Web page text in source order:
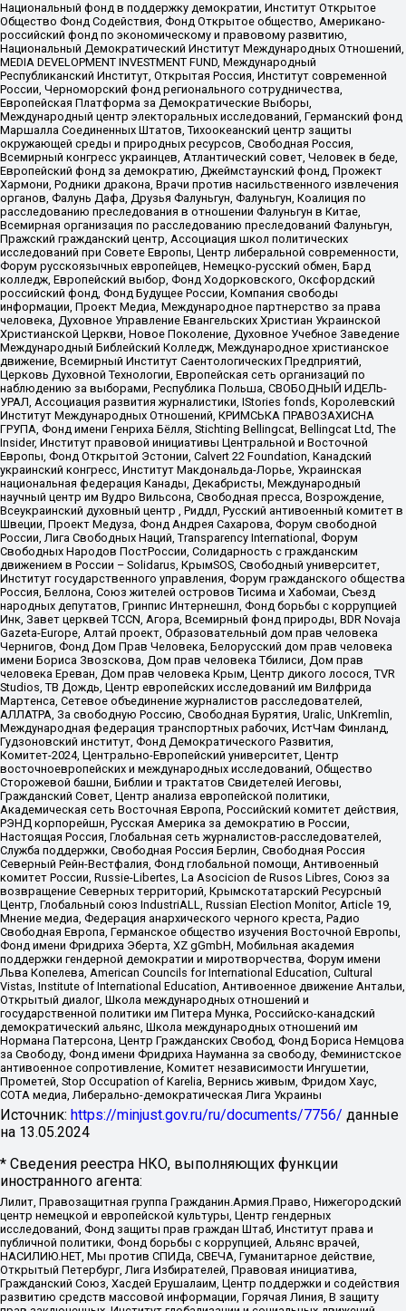
Национальный фонд в поддержку демократии, Институт Открытое
Общество Фонд Содействия, Фонд Открытое общество, Американо-
российский фонд по экономическому и правовому развитию,
Национальный Демократический Институт Международных Отношений,
MEDIA DEVELOPMENT INVESTMENT FUND, Международный
Республиканский Институт, Открытая Россия, Институт современной
России, Черноморский фонд регионального сотрудничества,
Европейская Платформа за Демократические Выборы,
Международный центр электоральных исследований, Германский фонд
Маршалла Соединенных Штатов, Тихоокеанский центр защиты
окружающей среды и природных ресурсов, Свободная Россия,
Всемирный конгресс украинцев, Атлантический совет, Человек в беде,
Европейский фонд за демократию, Джеймстаунский фонд, Прожект
Хармони, Родники дракона, Врачи против насильственного извлечения
органов, Фалунь Дафа, Друзья Фалуньгун, Фалуньгун, Коалиция по
расследованию преследования в отношении Фалуньгун в Китае,
Всемирная организация по расследованию преследований Фалуньгун,
Пражский гражданский центр, Ассоциация школ политических
исследований при Совете Европы, Центр либеральной современности,
Форум русскоязычных европейцев, Немецко-русский обмен, Бард
колледж, Европейский выбор, Фонд Ходорковского, Оксфордский
российский фонд, Фонд Будущее России, Компания свободы
информации, Проект Медиа, Международное партнерство за права
человека, Духовное Управление Евангельских Христиан Украинской
Христианской Церкви, Новое Поколение, Духовное Учебное Заведение
Международный Библейский Колледж, Международное христианское
движение, Всемирный Институт Саентологических Предприятий,
Церковь Духовной Технологии, Европейская сеть организаций по
наблюдению за выборами, Республика Польша, СВОБОДНЫЙ ИДЕЛЬ-
УРАЛ, Ассоциация развития журналистики, IStories fonds, Королевский
Институт Международных Отношений, КРИМСЬКА ПРАВОЗАХИСНА
ГРУПА, Фонд имени Генриха Бёлля, Stichting Bellingcat, Bellingcat Ltd, The
Insider, Институт правовой инициативы Центральной и Восточной
Европы, Фонд Открытой Эстонии, Calvert 22 Foundation, Канадский
украинский конгресс, Институт Макдональда-Лорье, Украинская
национальная федерация Канады, Декабристы, Международный
научный центр им Вудро Вильсона, Свободная пресса, Возрождение,
Всеукраинский духовный центр , Риддл, Русский антивоенный комитет в
Швеции, Проект Медуза, Фонд Андрея Сахарова, Форум свободной
России, Лига Свободных Наций, Transparеncy International, Форум
Свободных Народов ПостРоссии, Солидарность с гражданским
движением в России – Solidarus, КрымSOS, Свободный университет,
Институт государственного управления, Форум гражданского общества
Россия, Беллона, Союз жителей островов Тисима и Хабомаи, Съезд
народных депутатов, Гринпис Интернешнл, Фонд борьбы с коррупцией
Инк, Завет церквей TCCN, Агора, Всемирный фонд природы, BDR Novaja
Gazeta-Europe, Алтай проект, Образовательный дом прав человека
Чернигов, Фонд Дом Прав Человека, Белорусский дом прав человека
имени Бориса Звозскова, Дом прав человека Тбилиси, Дом прав
человека Ереван, Дом прав человека Крым, Центр дикого лосося, TVR
Studios, ТВ Дождь, Центр европейских исследований им Вилфрида
Мартенса, Сетевое объединение журналистов расследователей,
АЛЛАТРА, За свободную Россию, Свободная Бурятия, Uralic, UnKremlin,
Международная федерация транспортных рабочих, ИстЧам Финланд,
Гудзоновский институт, Фонд Демократического Развития,
Комитет-2024, Центрально-Европейский университет, Центр
восточноевропейских и международных исследований, Общество
Сторожевой башни, Библии и трактатов Свидетелей Иеговы,
Гражданский Совет, Центр анализа европейской политики,
Академическая сеть Восточная Европа, Российский комитет действия,
РЭНД корпорейшн, Русская Америка за демократию в России,
Настоящая Россия, Глобальная сеть журналистов-расследователей,
Служба поддержки, Свободная Россия Берлин, Свободная Россия
Северный Рейн-Вестфалия, Фонд глобальной помощи, Антивоенный
комитет России, Russie-Libertes, La Asocicion de Rusos Libres, Союз за
возвращение Северных территорий, Крымскотатарский Ресурсный
Центр, Глобальный союз IndustriALL, Russian Election Monitor, Article 19,
Мнение медиа, Федерация анархического черного креста, Радио
Свободная Европа, Германское общество изучения Восточной Европы,
Фонд имени Фридриха Эберта, XZ gGmbH, Мобильная академия
поддержки гендерной демократии и миротворчества, Форум имени
Льва Копелева, American Councils for International Education, Cultural
Vistas, Institute of International Education, Антивоенное движение Антальи,
Открытый диалог, Школа международных отношений и
государственной политики им Питера Мунка, Российско-канадский
демократический альянс, Школа международных отношений им
Нормана Патерсона, Центр Гражданских Свобод, Фонд Бориса Немцова
за Свободу, Фонд имени Фридриха Науманна за свободу, Феминистское
антивоенное сопротивление, Комитет независимости Ингушетии,
Прометей, Stop Occupation of Karelia, Вернись живым, Фридом Хаус,
СОТА медиа, Либерально-демократическая Лига Украины
Источник: https://minjust.gov.ru/ru/documents/7756/ данные
на 13.05.2024
* Сведения реестра НКО, выполняющих функции
иностранного агента:
Лилит, Правозащитная группа Гражданин.Армия.Право, Нижегородский
центр немецкой и европейской культуры, Центр гендерных
исследований, Фонд защиты прав граждан Штаб, Институт права и
публичной политики, Фонд борьбы с коррупцией, Альянс врачей,
НАСИЛИЮ.НЕТ, Мы против СПИДа, СВЕЧА, Гуманитарное действие,
Открытый Петербург, Лига Избирателей, Правовая инициатива,
Гражданский Союз, Хасдей Ерушалаим, Центр поддержки и содействия
развитию средств массовой информации, Горячая Линия, В защиту